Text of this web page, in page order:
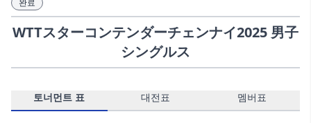
완료
WTTスターコンテンダーチェンナイ2025 男子
シングルス
토너먼트 표 대전표 멤버표